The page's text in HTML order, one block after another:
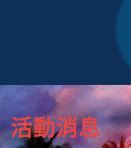
活動消息